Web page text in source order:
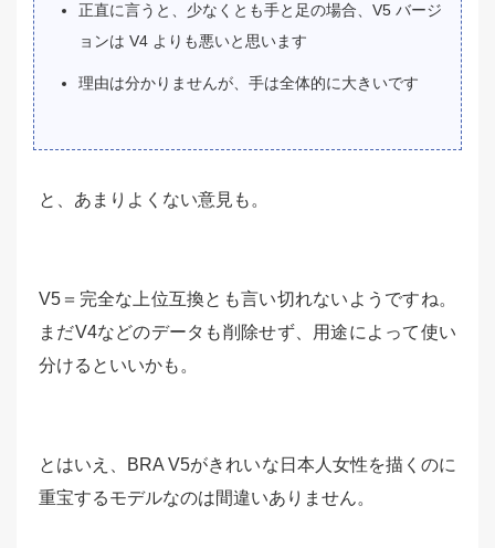
正直に言うと、少なくとも手と足の場合、V5 バージ
ョンは V4 よりも悪いと思います
理由は分かりませんが、手は全体的に大きいです
と、あまりよくない意見も。
V5＝完全な上位互換とも言い切れないようですね。
まだV4などのデータも削除せず、用途によって使い
分けるといいかも。
とはいえ、BRA V5がきれいな日本人女性を描くのに
重宝するモデルなのは間違いありません。